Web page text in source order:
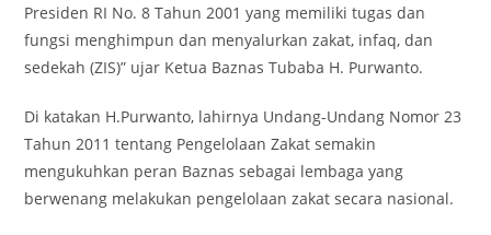
Presiden RI No. 8 Tahun 2001 yang memiliki tugas dan
fungsi menghimpun dan menyalurkan zakat, infaq, dan
sedekah (ZIS)” ujar Ketua Baznas Tubaba H. Purwanto.
Di katakan H.Purwanto, lahirnya Undang-Undang Nomor 23
Tahun 2011 tentang Pengelolaan Zakat semakin
mengukuhkan peran Baznas sebagai lembaga yang
berwenang melakukan pengelolaan zakat secara nasional.